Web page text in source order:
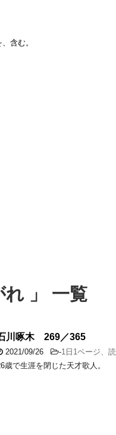
含む。
れ 」 一覧
川啄木 269／365
2021/09/26 -1日1ページ、
歳で生涯を閉じた天才歌人。